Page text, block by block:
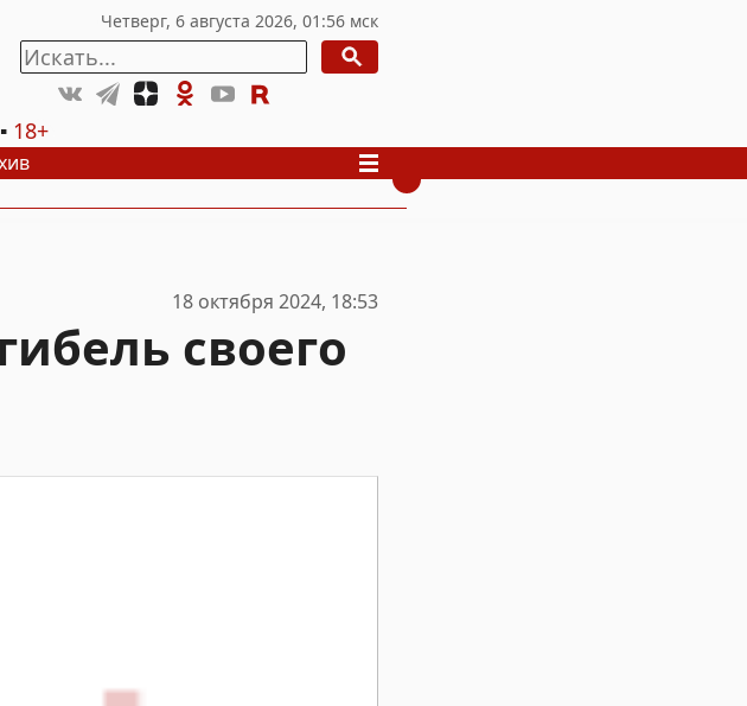
18+
18 октября 2024, 18:53
своего